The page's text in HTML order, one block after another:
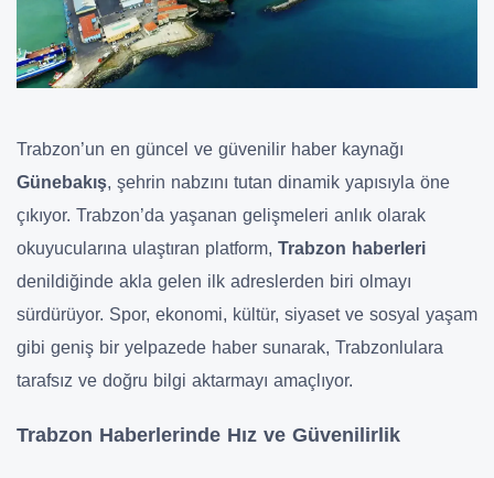
Trabzon’un en güncel ve güvenilir haber kaynağı
Günebakış, şehrin nabzını tutan dinamik yapısıyla öne
çıkıyor. Trabzon’da yaşanan gelişmeleri anlık olarak
okuyucularına ulaştıran platform, Trabzon haberleri
denildiğinde akla gelen ilk adreslerden biri olmayı
sürdürüyor. Spor, ekonomi, kültür, siyaset ve sosyal yaşam
gibi geniş bir yelpazede haber sunarak, Trabzonlulara
tarafsız ve doğru bilgi aktarmayı amaçlıyor.
Trabzon Haberlerinde Hız ve Güvenilirlik